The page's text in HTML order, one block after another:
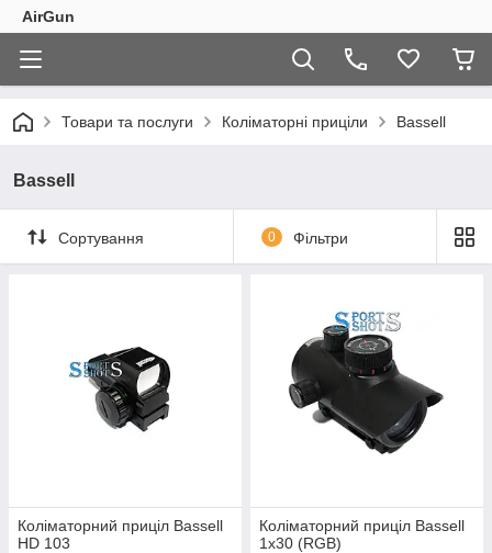
AirGun
Товари та послуги Коліматорні приціли Bassell
Bassell
Сортування 0 Фільтри
Коліматорний приціл Bassell
HD 103
Коліматорний приціл Bassell
1x30 (RGB)